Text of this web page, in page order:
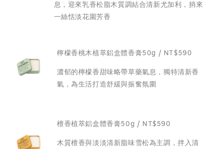
息，迎來乳香松脂木質調結合清新尤加利，捎來
一絲恬淡花園芳香
檸檬香桃木植萃鋁盒體香膏50g / NT$590
濃郁的檸檬香甜味略帶草藥氣息，獨特清新香
氣，為生活打造舒緩與振奮氛圍
檀香植萃鋁盒體香膏50g / NT$590
木質檀香與淡淡清新脂味雪松為主調，拌入清